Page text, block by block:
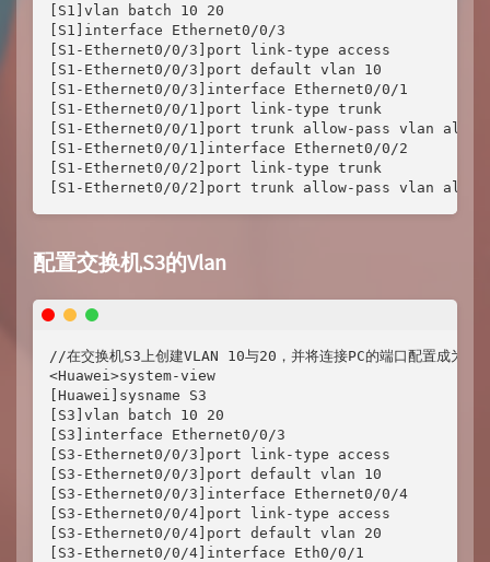
[S1]vlan batch 10 20
[S1]interface Ethernet0/0/3
[S1-Ethernet0/0/3]port link-type access
[S1-Ethernet0/0/3]port default vlan 10
[S1-Ethernet0/0/3]interface Ethernet0/0/1
[S1-Ethernet0/0/1]port link-type trunk
[S1-Ethernet0/0/1]port trunk allow-pass vlan all
[S1-Ethernet0/0/1]interface Ethernet0/0/2
[S1-Ethernet0/0/2]port link-type trunk
[S1-Ethernet0/0/2]port trunk allow-pass vlan all
配置交换机S3的Vlan
//在交换机S3上创建VLAN 10与20，并将连接PC的端口配置成为
<Huawei>system-view
[Huawei]sysname S3
[S3]vlan batch 10 20
[S3]interface Ethernet0/0/3
[S3-Ethernet0/0/3]port link-type access
[S3-Ethernet0/0/3]port default vlan 10
[S3-Ethernet0/0/3]interface Ethernet0/0/4
[S3-Ethernet0/0/4]port link-type access
[S3-Ethernet0/0/4]port default vlan 20
[S3-Ethernet0/0/4]interface Eth0/0/1